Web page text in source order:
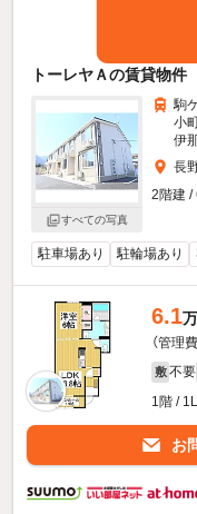
トーレヤＡの賃貸物件
すべての写真
駒
小
伊
長
2階建 /
駐車場あり 駐輪場あり
6.1
（管理
敷 不要
1階 /
お